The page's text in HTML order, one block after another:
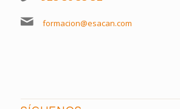
formacion@esacan.com